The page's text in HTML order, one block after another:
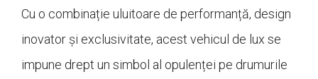
Cu o combinație uluitoare de performanță, design
inovator și exclusivitate, acest vehicul de lux se
impune drept un simbol al opulenței pe drumurile